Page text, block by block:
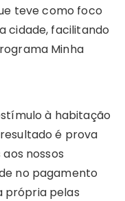
teve como foco
cidade, facilitando
Minha
à habitação
é prova
nossos
no pagamento
própria pelas